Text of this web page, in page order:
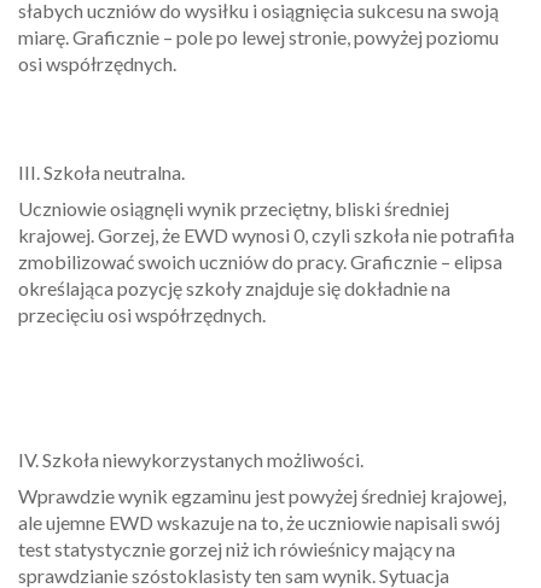
słabych uczniów do wysiłku i osiągnięcia sukcesu na swoją
miarę. Graficznie – pole po lewej stronie, powyżej poziomu
osi współrzędnych.
III. Szkoła neutralna.
Uczniowie osiągnęli wynik przeciętny, bliski średniej
krajowej. Gorzej, że EWD wynosi 0, czyli szkoła nie potrafiła
zmobilizować swoich uczniów do pracy. Graficznie – elipsa
określająca pozycję szkoły znajduje się dokładnie na
przecięciu osi współrzędnych.
IV. Szkoła niewykorzystanych możliwości.
Wprawdzie wynik egzaminu jest powyżej średniej krajowej,
ale ujemne EWD wskazuje na to, że uczniowie napisali swój
test statystycznie gorzej niż ich rówieśnicy mający na
sprawdzianie szóstoklasisty ten sam wynik. Sytuacja